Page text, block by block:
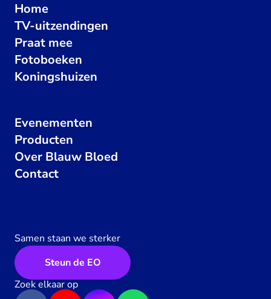
Home
TV-uitzendingen
Praat mee
Fotoboeken
Koningshuizen
Evenementen
Producten
Over Blauw Bloed
Contact
Samen staan we sterker
Steun de EO
Zoek elkaar op